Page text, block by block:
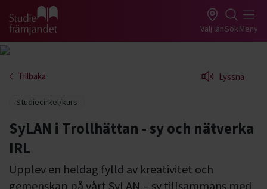
Gå till studiefrämjandets startsida Välj länSökMeny
Tillbaka Lyssna
Studiecirkel/kurs
SyLAN i Trollhättan - sy och nätverka
IRL
Upplev en heldag fylld av kreativitet och
gemenskap på vårt SyLAN – sy tillsammans med